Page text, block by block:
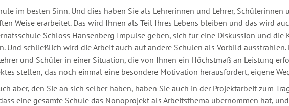
im besten Sinn. Und dies haben Sie als Lehrerinnen und Lehrer, Schülerinnen
Weise erarbeitet. Das wird Ihnen als Teil Ihres Lebens bleiben und das wird
Schloss Hansenberg Impulse geben, sich für eine Diskussion und die
Und schließlich wird die Arbeit auch auf andere Schulen als Vorbild
und Schüler in einer Situation, die von Ihnen ein Höchstmaß an Leistung
stellen, das noch einmal eine besondere Motivation herausfordert, eigene
aber, den Sie an sich selber haben, haben Sie auch in der Projektarbeit zum
eine gesamte Schule das Nonoprojekt als Arbeitsthema übernommen hat,